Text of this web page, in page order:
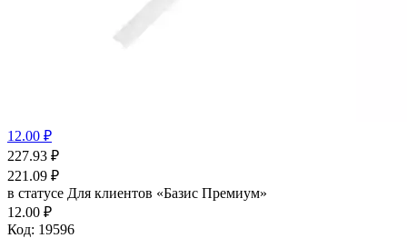
12.00 ₽
227.93 ₽
221.09 ₽
в статусе Для клиентов «Базис Премиум»
12.00 ₽
Код: 19596